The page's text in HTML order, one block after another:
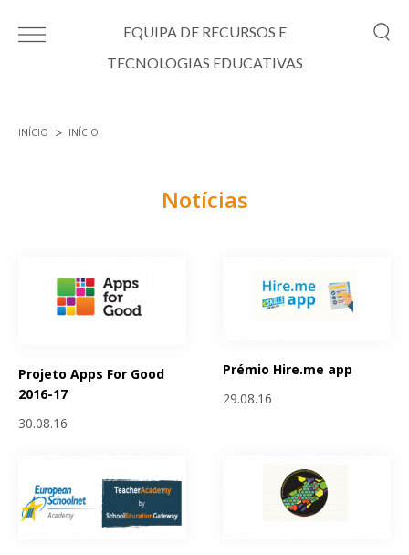
EQUIPA DE RECURSOS E
TECNOLOGIAS EDUCATIVAS
INÍCIO INÍCIO
Notícias
Projeto Apps For Good
2016-17
30.08.16
Prémio Hire.me app
29.08.16
Páginas